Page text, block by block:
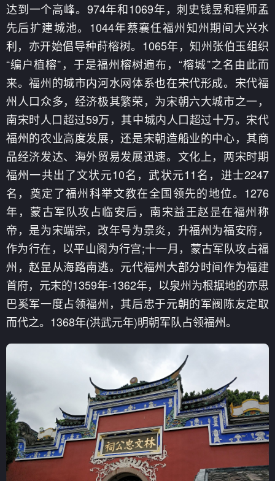
达到一个高峰。974年和1069年，刺史钱昱和程师孟
先后扩建城池。1044年蔡襄任福州知州期间大兴水
利，亦开始倡导种莳榕树。1065年，知州张伯玉组织
“编户植榕”，于是福州榕树遍布，“榕城”之名由此而
来。福州的城市内河水网体系也在宋代形成。宋代福
州人口众多，经济极其繁荣，为宋朝六大城市之一，
南宋时人口超过59万，其中城内人口超过十万。宋代
福州的农业高度发展，还是宋朝造船业的中心，其商
品经济发达、海外贸易发展迅速。文化上，两宋时期
福州一共出了文状元10名，武状元11名，进士2247
名，奠定了福州科举文教在全国领先的地位。1276
年，蒙古军队攻占临安后，南宋益王赵昰在福州称
帝，是为宋端宗，改年号为景炎，升福州为福安府，
作为行在，以平山阁为行宫;十一月，蒙古军队攻占福
州，赵昰从海路南逃。元代福州大部分时间作为福建
首府，元末的1359年-1362年，以泉州为根据地的亦思
巴奚军一度占领福州，其后忠于元朝的军阀陈友定取
而代之。1368年(洪武元年)明朝军队占领福州。